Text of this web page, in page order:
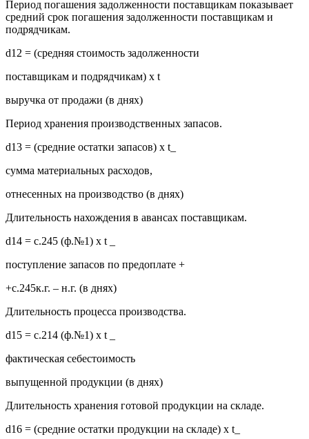
Период погашения задолженности поставщикам показывает
средний срок погашения задолженности поставщикам и
подрядчикам.
d12 = (средняя стоимость задолженности
поставщикам и подрядчикам) х t
выручка от продажи (в днях)
Период хранения производственных запасов.
d13 = (средние остатки запасов) х t_
сумма материальных расходов,
отнесенных на производство (в днях)
Длительность нахождения в авансах поставщикам.
d14 = с.245 (ф.№1) х t _
поступление запасов по предоплате +
+с.245к.г. – н.г. (в днях)
Длительность процесса производства.
d15 = с.214 (ф.№1) х t _
фактическая себестоимость
выпущенной продукции (в днях)
Длительность хранения готовой продукции на складе.
d16 = (средние остатки продукции на складе) х t_